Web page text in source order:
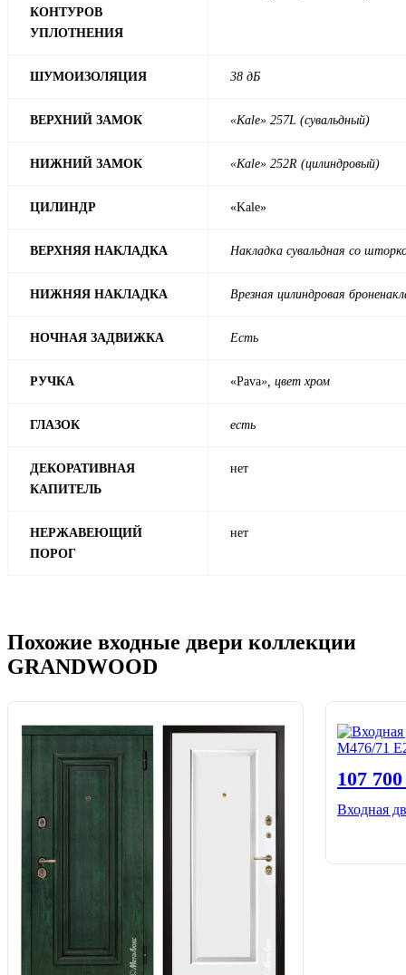
КОНТУРОВ
УПЛОТНЕНИЯ
ШУМОИЗОЛЯЦИЯ 38 дБ
ВЕРХНИЙ ЗАМОК «Kale» 257L (сувальдный)
НИЖНИЙ ЗАМОК «Kale» 252R (цилиндровый)
ЦИЛИНДР «Kale»
ВЕРХНЯЯ НАКЛАДКА Накладка сувальдная со
НИЖНЯЯ НАКЛАДКА Врезная цилиндровая
НОЧНАЯ ЗАДВИЖКА Есть
РУЧКА «Pava», цвет хром
ГЛАЗОК есть
ДЕКОРАТИВНАЯ
КАПИТЕЛЬ
нет
НЕРЖАВЕЮЩИЙ
ПОРОГ
нет
Похожие входные двери коллекции
GRANDWOOD
107
Входная